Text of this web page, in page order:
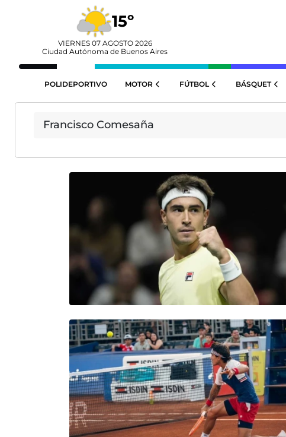
15º
VIERNES 07 AGOSTO 2026
Ciudad Autónoma de Buenos Aires
POLIDEPORTIVO MOTOR FÚTBOL BÁSQUET